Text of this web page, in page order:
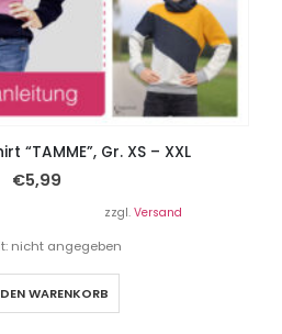
“TAMME”, Gr. XS – XXL
€5,99
zzgl. Versand
nicht angegeben
WARENKORB